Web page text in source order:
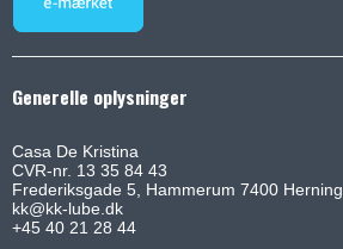
Generelle oplysninger
Casa De Kristina
CVR-nr. 13 35 84 43
Frederiksgade 5, Hammerum 7400 Herning
kk@kk-lube.dk
+45 40 21 28 44